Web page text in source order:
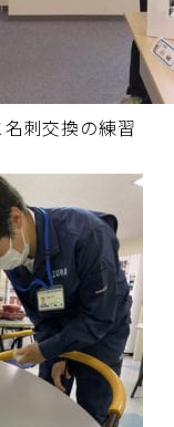
刺交換の練習